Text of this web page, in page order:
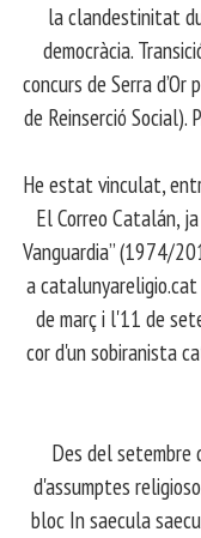
la clandestinitat
democràcia.
concurs de Serra
de Reinserció Social).
He estat vinculat,
El Correo Catalán,
Vanguardia” (1974/
a
de març i l'11 de
cor d'un sobiranista
Des del
d'assumptes
bloc In saecula